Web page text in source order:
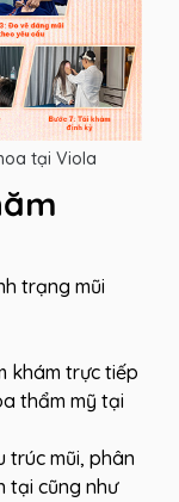
tại Viola
trạng mũi
khám trực tiếp
thẩm mỹ tại
trúc mũi, phân
tại cũng như